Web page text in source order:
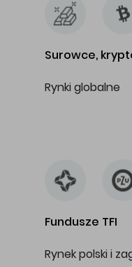
Surowce,
Rynki globalne
Fundusze TFI
Rynek polski i